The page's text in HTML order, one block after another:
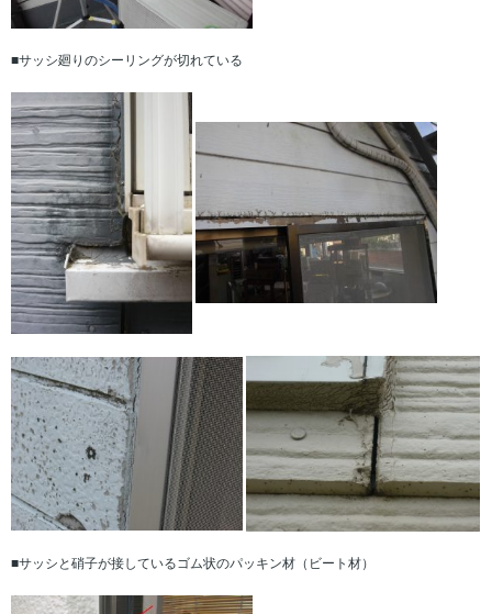
■サッシ廻りのシーリングが切れている
■サッシと硝子が接しているゴム状のパッキン材（ビート材）